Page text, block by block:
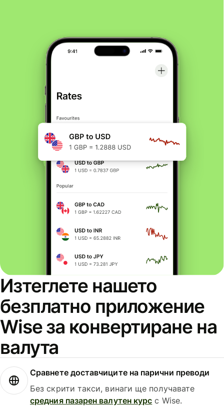
Изтеглете нашето
безплатно приложение
Wise за конвертиране на
валута
Сравнете доставчиците на парични преводи
Без скрити такси, винаги ще получавате
средния пазарен валутен курс с Wise.